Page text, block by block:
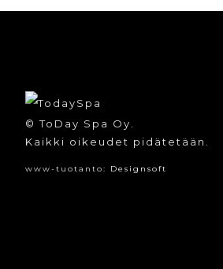
© ToDay Spa Oy.
Kaikki oikeudet pidätetään.
www-tuotanto: Designsoft